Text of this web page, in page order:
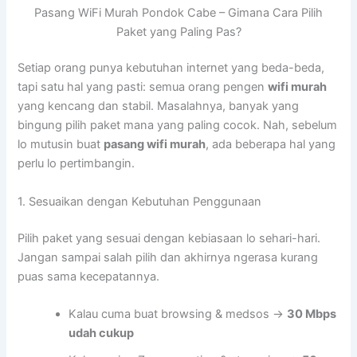
Pasang WiFi Murah Pondok Cabe – Gimana Cara Pilih
Paket yang Paling Pas?
Setiap orang punya kebutuhan internet yang beda-beda,
tapi satu hal yang pasti: semua orang pengenwifi murah
yang kencang dan stabil. Masalahnya, banyak yang
bingung pilih paket mana yang paling cocok. Nah, sebelum
lo mutusin buat pasang wifi murah, ada beberapa hal yang
perlu lo pertimbangin.
1. Sesuaikan dengan Kebutuhan Penggunaan
Pilih paket yang sesuai dengan kebiasaan lo sehari-hari.
Jangan sampai salah pilih dan akhirnya ngerasa kurang
puas sama kecepatannya.
Kalau cuma buat browsing & medsos → 30 Mbps
udah cukup